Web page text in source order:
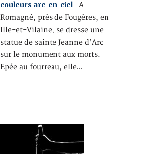
couleurs arc-en-cielA
Romagné, près de Fougères, en
Ille-et-Vilaine, se dresse une
statue de sainte Jeanne d’Arc
sur le monument aux morts.
Epée au fourreau, elle…